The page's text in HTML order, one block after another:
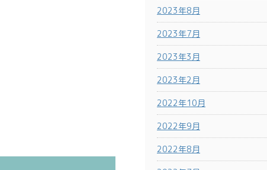
2023年8月
2023年7月
2023年3月
2023年2月
2022年10月
2022年9月
2022年8月